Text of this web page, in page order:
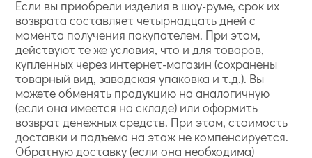
Если вы приобрели изделия в шоу-руме, срок их
возврата составляет четырнадцать дней с
момента получения покупателем. При этом,
действуют те же условия, что и для товаров,
купленных через интернет-магазин (сохранены
товарный вид, заводская упаковка и т.д.). Вы
можете обменять продукцию на аналогичную
(если она имеется на складе) или оформить
возврат денежных средств. При этом, стоимость
доставки и подъема на этаж не компенсируется.
Обратную доставку (если она необходима)